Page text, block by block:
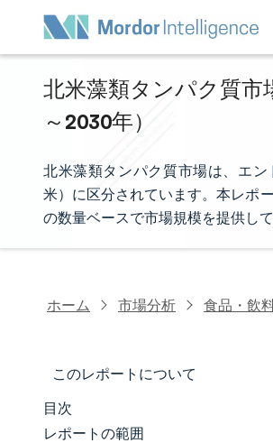
北米藻類タンパク質市
～2030年）
北米藻類タンパク質市場は、エ
米）に区分されています。本レポ
の数量ベースで市場規模を提供して
ホーム 市場分析 食品・飲
このレポートについて
マーケットスナップショット
目次
レポートの範囲